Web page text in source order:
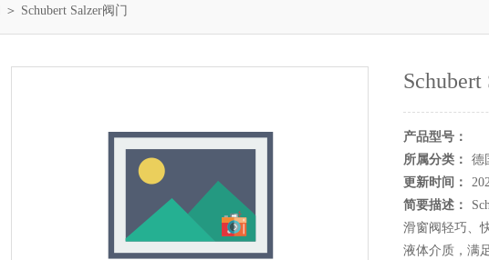
＞ Schubert Salzer阀门
Schubert
产品型号：
所属分类：
德
更新时间：
简要描述：
滑窗阀轻巧、
液体介质，满